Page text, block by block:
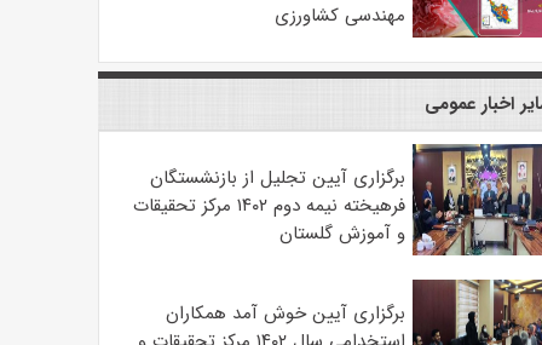
مهندسی کشاورزی
اخبار عمومی
برگزاری آیین تجلیل از بازنشستگان
فرهیخته نیمه دوم ۱۴۰۲ مرکز تحقیقات
و آموزش گلستان
برگزاری آیین خوش آمد همکاران